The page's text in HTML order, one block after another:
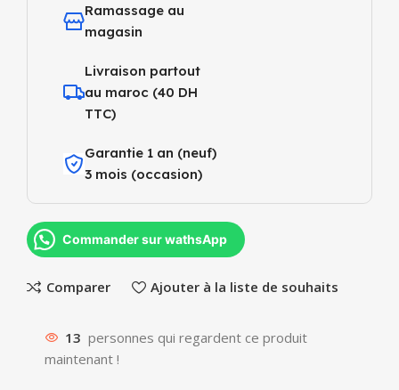
Ramassage au
magasin
Livraison partout
au maroc (40 DH
TTC)
Garantie 1 an (neuf)
3 mois (occasion)
Commander sur wathsApp
Comparer Ajouter à la liste de souhaits
13 personnes qui regardent ce produit
maintenant !